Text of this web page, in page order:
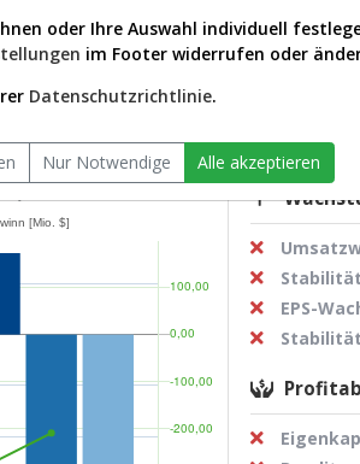
0,00 %
EPS-
Stabilität
oder Ihre Auswahl individuell
im Footer widerrufen oder
Datenschutzrichtlinie.
Nur Notwendige Alle akzeptieren